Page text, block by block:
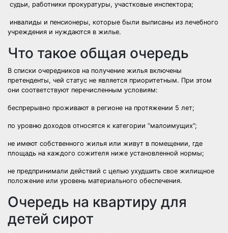
судьи, работники прокуратуры, участковые инспектора;
инвалиды и пенсионеры, которые были выписаны из лечебного
учреждения и нуждаются в жилье.
Что такое общая очередь
В списки очередников на получение жилья включены
претенденты, чей статус не является приоритетным. При этом
они соответствуют перечисленным условиям:
беспрерывно проживают в регионе на протяжении 5 лет;
по уровню доходов относятся к категории “малоимущих”;
не имеют собственного жилья или живут в помещении, где
площадь на каждого сожителя ниже установленной нормы;
не предпринимали действий с целью ухудшить свое жилищное
положение или уровень материального обеспечения.
Очередь на квартиру для
детей сирот